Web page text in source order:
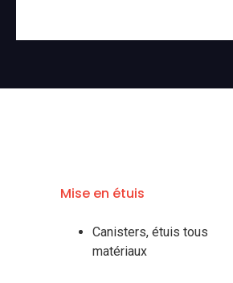
Mise en étuis
Canisters, étuis tous
matériaux